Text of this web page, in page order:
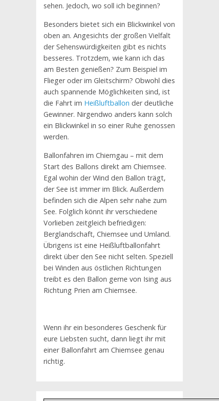
sehen. Jedoch, wo soll ich beginnen?
Besonders bietet sich ein Blickwinkel von
oben an. Angesichts der großen Vielfalt
der Sehenswürdigkeiten gibt es nichts
besseres. Trotzdem, wie kann ich das
am Besten genießen? Zum Beispiel im
Flieger oder im Gleitschirm? Obwohl dies
auch spannende Möglichkeiten sind, ist
die Fahrt im Heißluftballon der deutliche
Gewinner. Nirgendwo anders kann solch
ein Blickwinkel in so einer Ruhe genossen
werden.
Ballonfahren im Chiemgau – mit dem
Start des Ballons direkt am Chiemsee.
Egal wohin der Wind den Ballon trägt,
der See ist immer im Blick. Außerdem
befinden sich die Alpen sehr nahe zum
See. Folglich könnt ihr verschiedene
Vorlieben zeitgleich befriedigen:
Berglandschaft, Chiemsee und Umland.
Übrigens ist eine Heißluftballonfahrt
direkt über den See nicht selten. Speziell
bei Winden aus östlichen Richtungen
treibt es den Ballon gerne von Ising aus
Richtung Prien am Chiemsee.
Wenn ihr ein besonderes Geschenk für
eure Liebsten sucht, dann liegt ihr mit
einer Ballonfahrt am Chiemsee genau
richtig.